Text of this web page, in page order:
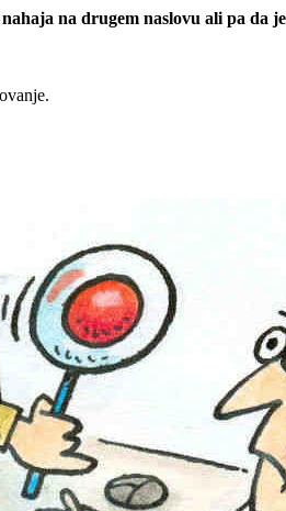
na drugem naslovu ali pa da